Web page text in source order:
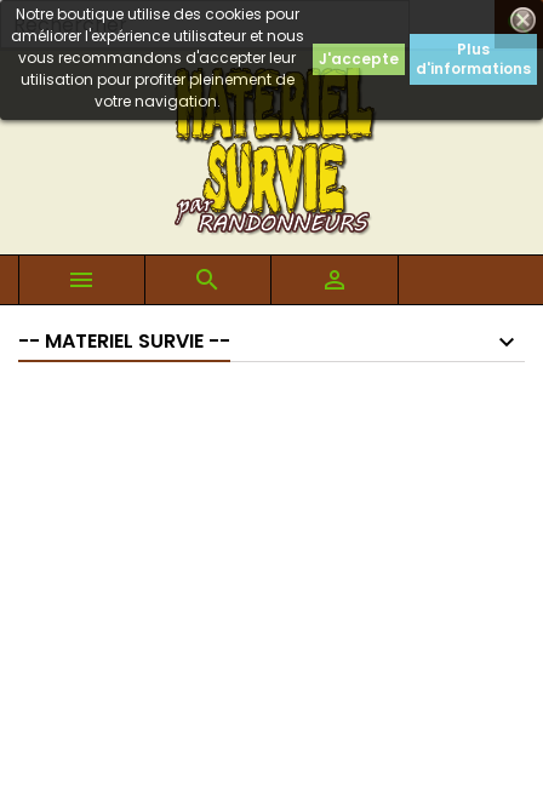

Notre boutique utilise des cookies pour
améliorer l'expérience utilisateur et nous
vous recommandons d'accepter leur
utilisation pour profiter pleinement de
votre navigation.
J'accepte
Plus
d'informations
  
-- MATERIEL SURVIE --